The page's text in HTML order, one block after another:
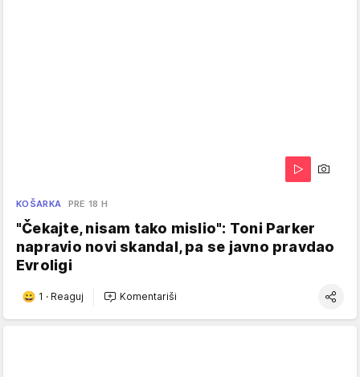
KOŠARKA PRE 18 H
"Čekajte, nisam tako mislio": Toni Parker
napravio novi skandal, pa se javno pravdao
Evroligi
1 · Reaguj Komentariši